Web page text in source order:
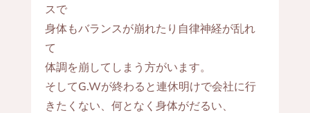
スで
身体もバランスが崩れたり自律神経が乱れ
て
体調を崩してしまう方がいます。
そしてG.Wが終わると連休明けで会社に行
きたくない、何となく身体がだるい、